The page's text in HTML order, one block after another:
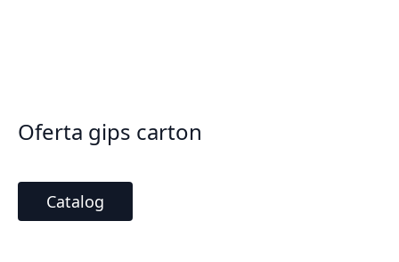
Oferta gips carton
Catalog